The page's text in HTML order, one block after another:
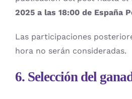
2025 a las 18:00 de España
Las participaciones
hora no serán consideradas.
6. Selección del